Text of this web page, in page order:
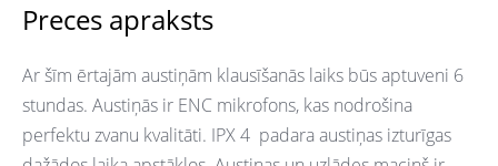
Preces apraksts
Ar šīm ērtajām austiņām klausīšanās laiks būs aptuveni 6
stundas. Austiņās ir ENC mikrofons, kas nodrošina
perfektu zvanu kvalitāti. IPX 4 padara austiņas izturīgas